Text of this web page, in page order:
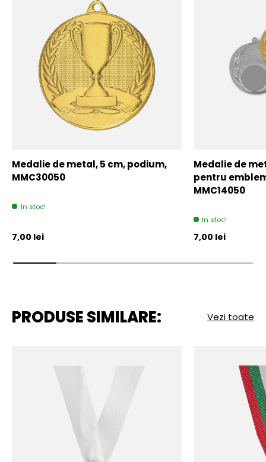
Medalie de metal, 5 cm, podium,
MMC30050
In stoc!
Pret initial
7,00 lei
Medalie de
pentru
MMC14050
In stoc!
Pret initial
7,00 lei
PRODUSE SIMILARE: Vezi toate